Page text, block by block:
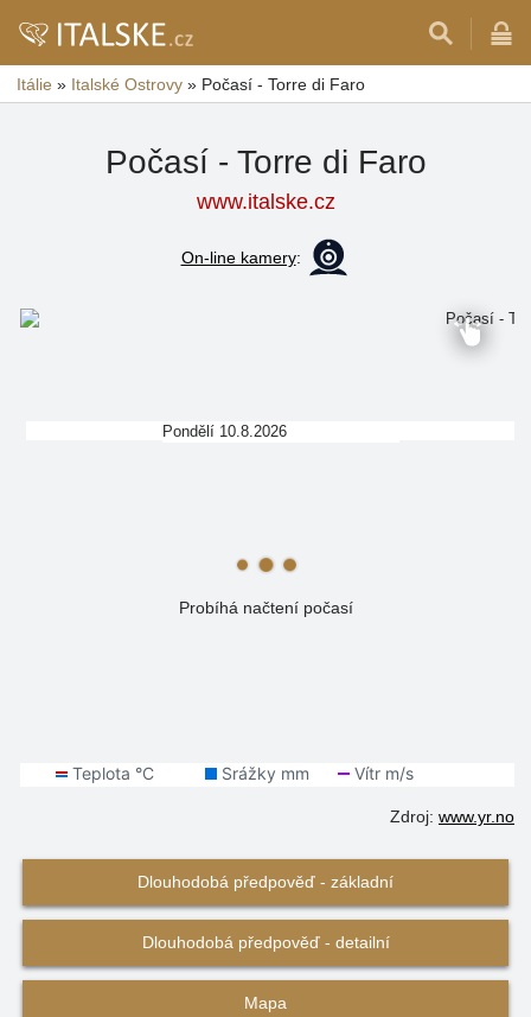
Itálie » Italské Ostrovy » Počasí - Torre di Faro
Počasí - Torre di Faro
www.italske.cz
On-line kamery:
Probíhá načtení počasí
Pondělí 10.8.2026
Zdroj: www.yr.no
Dlouhodobá předpověď - základní
Dlouhodobá předpověď - detailní
Mapa